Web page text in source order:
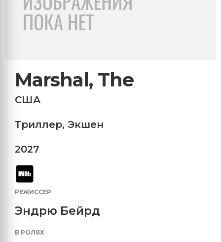
Marshal, The
США
Триллер, Экшен
2027
РЕЖИССЕР
Эндрю Бейрд
В РОЛЯХ